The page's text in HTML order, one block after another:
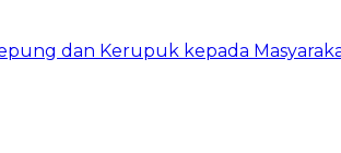
dan Kerupuk kepada